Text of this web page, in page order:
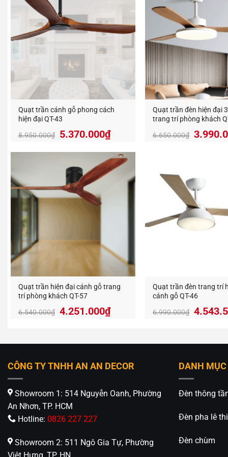
Thiết
Chất
Quạt
Ưu
Độ
Nhờ đó,
Hiệu
Quạt
Ưu
Tiêu
Tuổi
Quạt trần cánh gỗ phong cách
hiện đại QT-43
8.950.000₫
Giá
là:
8.950.000₫.
5.370.000₫Giá
hiện
tại
là:
5.370.000₫.
Quạt trần đèn hiện đại
trang trí phòng khách
6.650.000₫ Giá
Quạt trần hiện đại cánh gỗ trang
trí phòng khách QT-57
6.540.000₫ Giá
6.540.000₫.
4.251.000₫Giá
hiện
là:
Quạt trần đèn trang trí
cánh gỗ QT-46
6.990.000₫ Giá
CÔNG TY TNHH AN AN DECOR
Showroom 1: 514 Nguyễn Oanh, Phường
An Nhơn, TP. HCM
Hotline: 0826 227 227
Showroom 2: 511 Ngô Gia Tự, Phường
DANH
Đèn thông
Đèn pha lê
Đèn chùm